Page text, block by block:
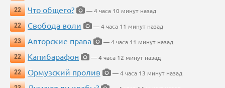
22
Что общего?
— 4 часа 10 минут назад
22
Свобода воли
— 4 часа 11 минут назад
23
Авторские права
— 4 часа 11 минут назад
22
Капибарафон
— 4 часа 12 минут назад
22
Ормузский пролив
— 4 часа 13 минут назад